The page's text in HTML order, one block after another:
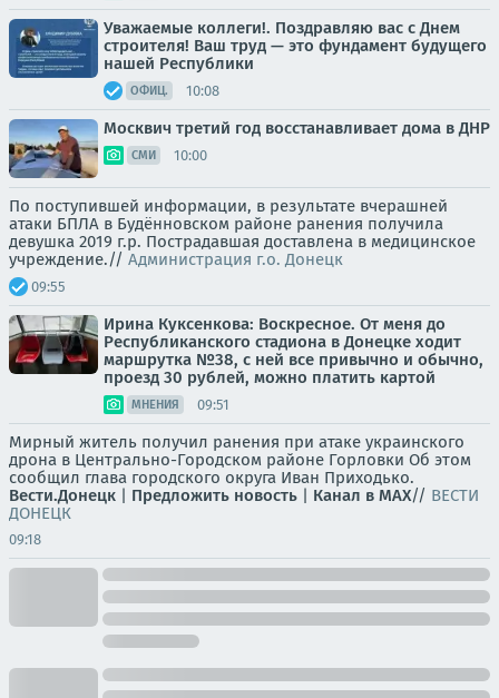
Уважаемые коллеги!. Поздравляю вас с Днем
строителя! Ваш труд — это фундамент будущего
нашей Республики
ОФИЦ. 10:08
Москвич третий год восстанавливает дома в ДНР
СМИ 10:00
По поступившей информации, в результате вчерашней
атаки БПЛА в Будённовском районе ранения получила
девушка 2019 г.р. Пострадавшая доставлена в медицинское
учреждение.// Администрация г.о. Донецк
09:55
Ирина Куксенкова: Воскресное. От меня до
Республиканского стадиона в Донецке ходит
маршрутка №38, с ней все привычно и обычно,
проезд 30 рублей, можно платить картой
МНЕНИЯ 09:51
Мирный житель получил ранения при атаке украинского
дрона в Центрально-Городском районе Горловки Об этом
сообщил глава городского округа Иван Приходько.
Вести.Донецк | Предложить новость | Канал в MAX// ВЕСТИ
ДОНЕЦК
09:18